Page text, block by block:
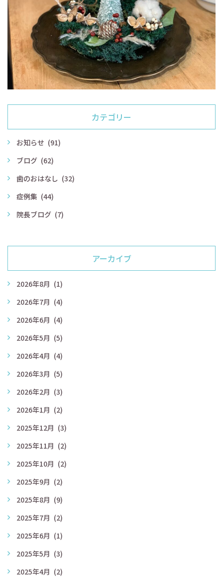
カテゴリー
お知らせ (91)
ブログ (62)
歯のおはなし (32)
症例集 (44)
院長ブログ (7)
アーカイブ
2026年8月 (1)
2026年7月 (4)
2026年6月 (4)
2026年5月 (5)
2026年4月 (4)
2026年3月 (5)
2026年2月 (3)
2026年1月 (2)
2025年12月 (3)
2025年11月 (2)
2025年10月 (2)
2025年9月 (2)
2025年8月 (9)
2025年7月 (2)
2025年6月 (1)
2025年5月 (3)
2025年4月 (2)